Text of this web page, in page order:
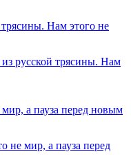
русской трясины. Нам
не мир, а пауза перед